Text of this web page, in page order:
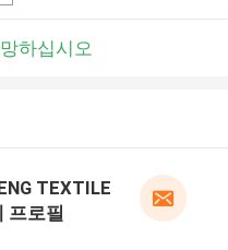
하십시오
TEXTILE
프로필